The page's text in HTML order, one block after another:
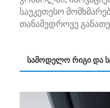
საუკეთესო
თანამედროვე
სამოდელო რიგი და